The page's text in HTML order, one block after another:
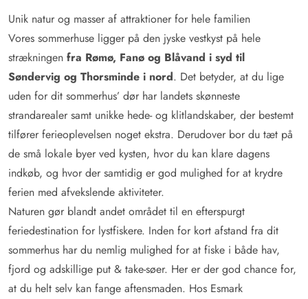
Unik natur og masser af attraktioner for hele familien
Vores sommerhuse ligger på den jyske vestkyst på hele
strækningen fra Rømø, Fanø og Blåvand i syd til
Søndervig og Thorsminde i nord. Det betyder, at du lige
uden for dit sommerhus’ dør har landets skønneste
strandarealer samt unikke hede- og klitlandskaber, der bestemt
tilfører ferieoplevelsen noget ekstra. Derudover bor du tæt på
de små lokale byer ved kysten, hvor du kan klare dagens
indkøb, og hvor der samtidig er god mulighed for at krydre
ferien med afvekslende aktiviteter.
Naturen gør blandt andet området til en efterspurgt
feriedestination for lystfiskere. Inden for kort afstand fra dit
sommerhus har du nemlig mulighed for at fiske i både hav,
fjord og adskillige put & take-søer. Her er der god chance for,
at du helt selv kan fange aftensmaden. Hos Esmark